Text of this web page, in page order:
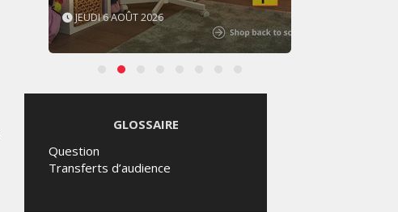
JEUDI 6 AOÛT 2026
GLOSSAIRE
Question
Transferts d’audience